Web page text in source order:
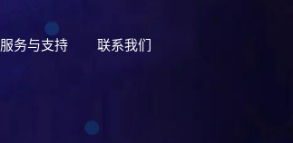
服务与支持 联系我们